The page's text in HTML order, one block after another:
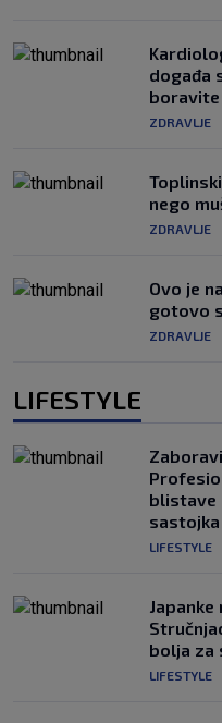
događa
boravite
ZDRAVLJE
nego
ZDRAVLJE
Ovo je
gotovo
ZDRAVLJE
LIFESTYLE
blistave
sastojka
LIFESTYLE
bolja za
LIFESTYLE